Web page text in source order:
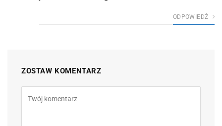
ODPOWIEDŹ
ZOSTAW KOMENTARZ